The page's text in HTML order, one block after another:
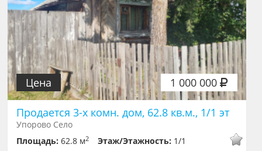
1 000 000
Цена
Продается 3-х комн. дом, 62.8 кв.м., 1/1 эт
Упорово Село
Площадь:62.8 м2 Этаж/Этажность: 1/1